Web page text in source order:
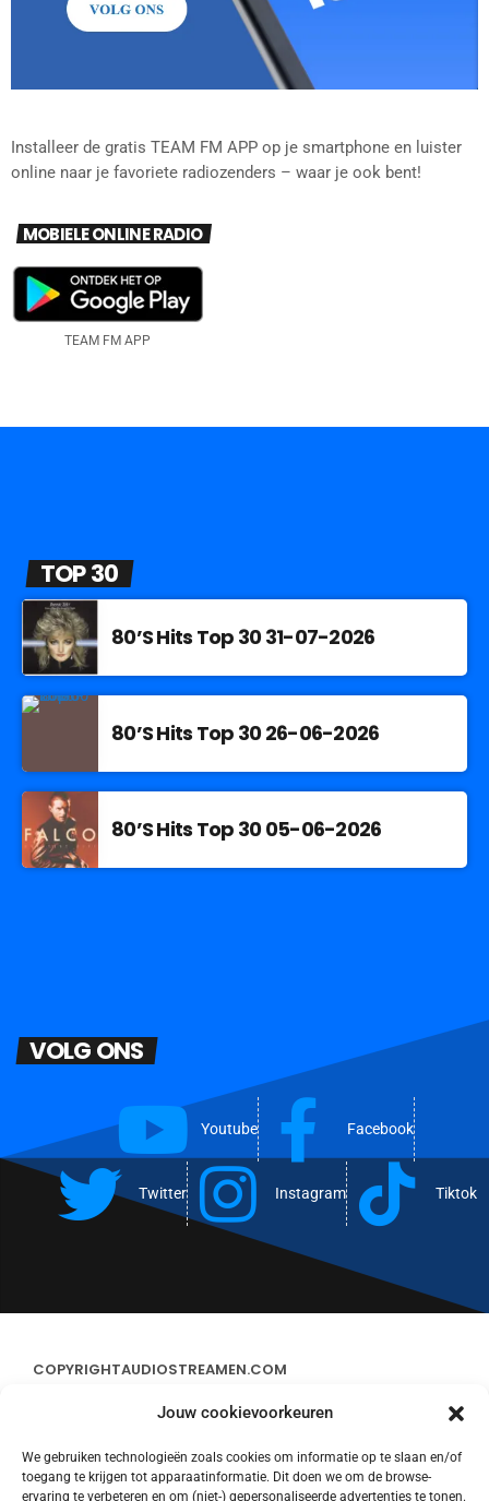
Jouw cookievoorkeuren
We gebruiken technologieën zoals cookies om informatie op te slaan en/of
toegang te krijgen tot apparaatinformatie. Dit doen we om de browse-
ervaring te verbeteren en om (niet-) gepersonaliseerde advertenties te tonen.
Installeer de gratis TEAM FM APP op je smartphone en luister
online naar je favoriete radiozenders – waar je ook bent!
MOBIELE ONLINE RADIO
TEAM FM APP
TOP 30
80’S Hits Top 30 31-07-2026
80’S Hits Top 30 26-06-2026
80’S Hits Top 30 05-06-2026
VOLG ONS
Youtube Facebook
Twitter Instagram Tiktok
COPYRIGHTAUDIOSTREAMEN.COM
CONTACT